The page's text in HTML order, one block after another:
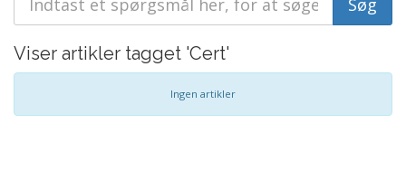
Viser artikler tagget 'Cert'
Ingen artikler